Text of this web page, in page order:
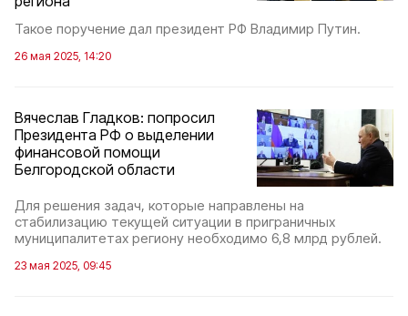
Такое поручение дал президент РФ Владимир Путин.
26 мая 2025, 14:20
Вячеслав Гладков: попросил
Президента РФ о выделении
финансовой помощи
Белгородской области
Для решения задач, которые направлены на
стабилизацию текущей ситуации в приграничных
муниципалитетах региону необходимо 6,8 млрд рублей.
23 мая 2025, 09:45